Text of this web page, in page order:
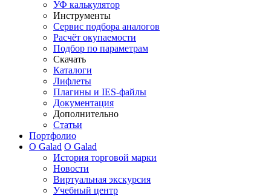
УФ калькулятор
Инструменты
Сервис подбора аналогов
Расчёт окупаемости
Подбор по параметрам
Скачать
Каталоги
Лифлеты
Плагины и IES-файлы
Документация
Дополнительно
Статьи
Портфолио
О Galad О Galad
История торговой марки
Новости
Виртуальная экскурсия
Учебный центр